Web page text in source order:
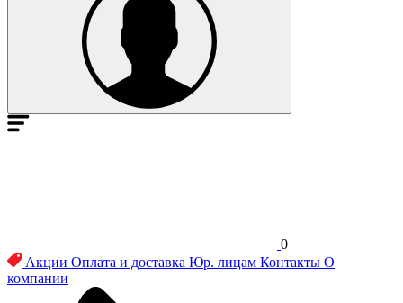
0
Акции Оплата и доставка Юр. лицам Контакты О
компании